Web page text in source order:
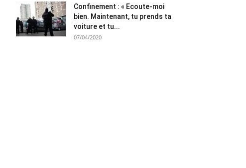
Confinement : « Ecoute-moi
bien. Maintenant, tu prends ta
voiture et tu...
07/04/2020